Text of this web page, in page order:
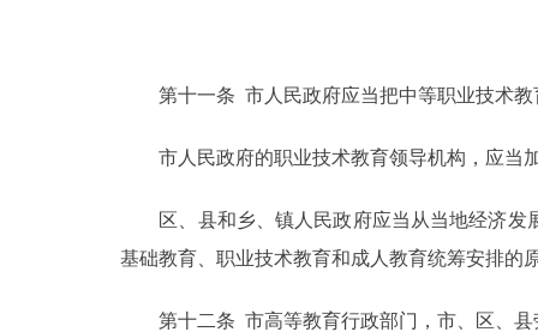
第十一条 市人民政府应当把中等职业技术教
市人民政府的职业技术教育领导机构，应当
区、县和乡、镇人民政府应当从当地经济发
基础教育、职业技术教育和成人教育统筹安排的
第十二条 市高等教育行政部门，市、区、县